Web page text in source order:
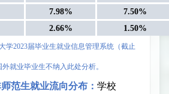
7.98%
7.50%
2.66% 1.50%
学2023届毕业生就业信息管理系统（截止
外就业毕业生不纳入此处分析。
范生就业流向分布：学校